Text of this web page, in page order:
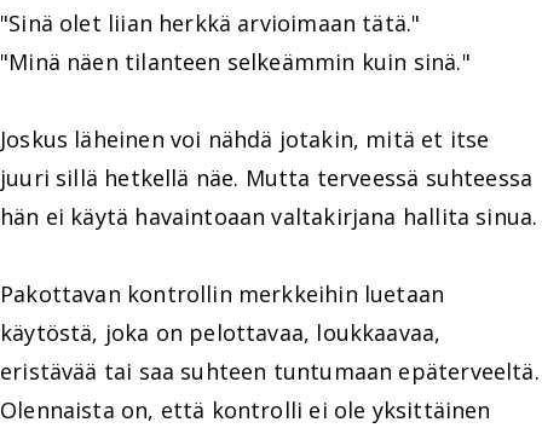
"Sinä olet liian herkkä arvioimaan tätä."
"Minä näen tilanteen selkeämmin kuin sinä."
Joskus läheinen voi nähdä jotakin, mitä et itse
juuri sillä hetkellä näe. Mutta terveessä suhteessa
hän ei käytä havaintoaan valtakirjana hallita sinua.
Pakottavan kontrollin merkkeihin luetaan
käytöstä, joka on pelottavaa, loukkaavaa,
eristävää tai saa suhteen tuntumaan epäterveeltä.
Olennaista on, että kontrolli ei ole yksittäinen